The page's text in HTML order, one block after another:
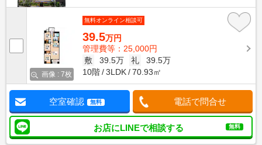
画像 : 7枚
無料オンライン相談可
39.5万円
管理費等：25,000円
敷
39.5万 礼
39.5万
10階
3LDK 70.93㎡
空室確認 無料 電話で問合せ
お店にLINEで相談する 無料